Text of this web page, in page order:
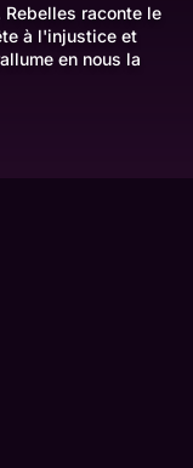
raconte le
à l'injustice et
en nous la